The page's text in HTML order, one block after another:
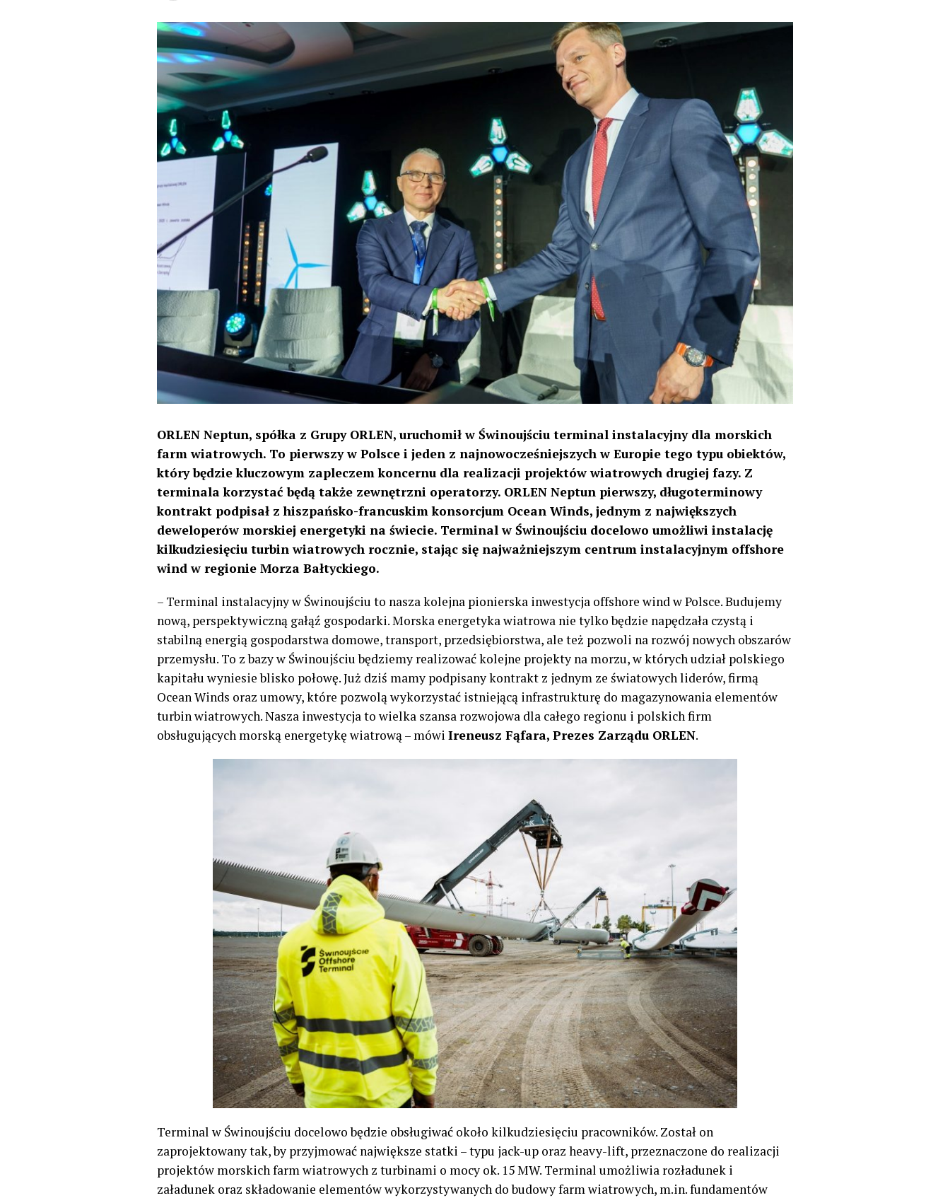
ORLEN Neptun, spółka z Grupy ORLEN, uruchomił w Świnoujściu terminal instalacyjny dla morskich
farm wiatrowych. To pierwszy w Polsce i jeden z najnowocześniejszych w Europie tego typu obiektów,
który będzie kluczowym zapleczem koncernu dla realizacji projektów wiatrowych drugiej fazy. Z
terminala korzystać będą także zewnętrzni operatorzy. ORLEN Neptun pierwszy, długoterminowy
kontrakt podpisał z hiszpańsko-francuskim konsorcjum Ocean Winds, jednym z największych
deweloperów morskiej energetyki na świecie. Terminal w Świnoujściu docelowo umożliwi instalację
kilkudziesięciu turbin wiatrowych rocznie, stając się najważniejszym centrum instalacyjnym offshore
wind w regionie Morza Bałtyckiego.
– Terminal instalacyjny w Świnoujściu to nasza kolejna pionierska inwestycja offshore wind w Polsce. Budujemy
nową, perspektywiczną gałąź gospodarki. Morska energetyka wiatrowa nie tylko będzie napędzała czystą i
stabilną energią gospodarstwa domowe, transport, przedsiębiorstwa, ale też pozwoli na rozwój nowych obszarów
przemysłu. To z bazy w Świnoujściu będziemy realizować kolejne projekty na morzu, w których udział polskiego
kapitału wyniesie blisko połowę. Już dziś mamy podpisany kontrakt z jednym ze światowych liderów, firmą
Ocean Winds oraz umowy, które pozwolą wykorzystać istniejącą infrastrukturę do magazynowania elementów
turbin wiatrowych. Nasza inwestycja to wielka szansa rozwojowa dla całego regionu i polskich firm
obsługujących morską energetykę wiatrową – mówi Ireneusz Fąfara, Prezes Zarządu ORLEN.
Terminal w Świnoujściu docelowo będzie obsługiwać około kilkudziesięciu pracowników. Został on
zaprojektowany tak, by przyjmować największe statki – typu jack-up oraz heavy-lift, przeznaczone do realizacji
projektów morskich farm wiatrowych z turbinami o mocy ok. 15 MW. Terminal umożliwia rozładunek i
załadunek oraz składowanie elementów wykorzystywanych do budowy farm wiatrowych, m.in. fundamentów